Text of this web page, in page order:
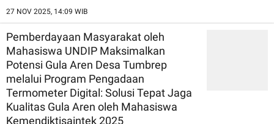
27 NOV 2025, 14:09 WIB
Pemberdayaan Masyarakat oleh
Mahasiswa UNDIP Maksimalkan
Potensi Gula Aren Desa Tumbrep
melalui Program Pengadaan
Termometer Digital: Solusi Tepat Jaga
Kualitas Gula Aren oleh Mahasiswa
Kemendiktisaintek 2025